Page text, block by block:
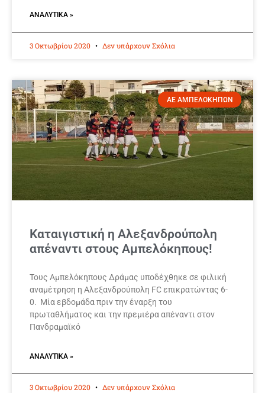
ΑΝΑΛΥΤΙΚΆ »
3 Οκτωβρίου 2020 Δεν υπάρχουν Σχόλια
ΑΕ ΑΜΠΕΛΟΚΗΠΩΝ
Καταιγιστική η Αλεξανδρούπολη
απέναντι στους Αμπελόκηπους!
Τους Αμπελόκηπους Δράμας υποδέχθηκε σε φιλική
αναμέτρηση η Αλεξανδρούπολη FC επικρατώντας 6-
0. Μία εβδομάδα πριν την έναρξη του
πρωταθλήματος και την πρεμιέρα απέναντι στον
Πανδραμαϊκό
ΑΝΑΛΥΤΙΚΆ »
3 Οκτωβρίου 2020 Δεν υπάρχουν Σχόλια